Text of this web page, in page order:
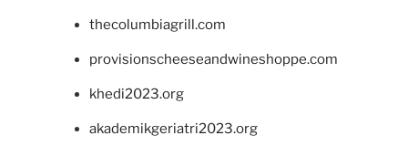
thecolumbiagrill.com
provisionscheeseandwineshoppe.com
khedi2023.org
akademikgeriatri2023.org